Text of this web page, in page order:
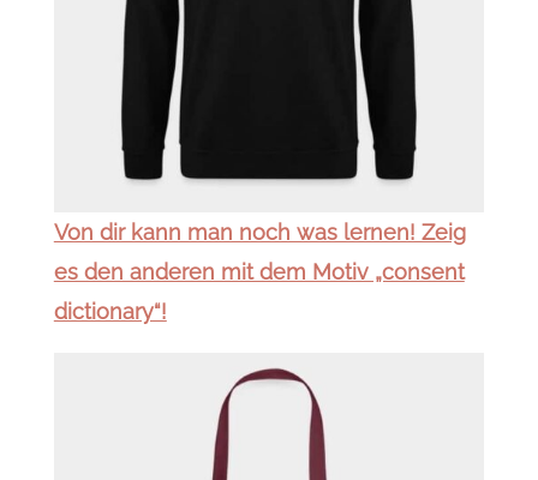
Von dir kann man noch was lernen! Zeig
es den anderen mit dem Motiv „consent
dictionary“!